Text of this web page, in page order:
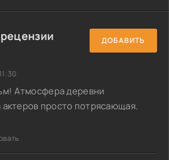
ДОБАВИТЬ
Атмосфера деревни
актеров просто потрясающая.